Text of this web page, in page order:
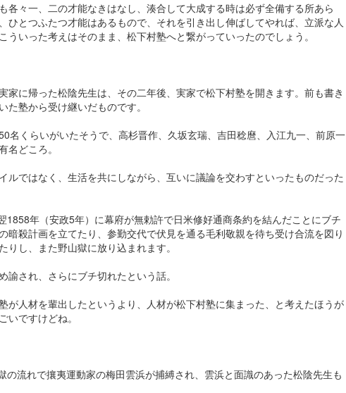
各々一、二の才能なきはなし、湊合して大成する時は必ず全備する所あら
ひとつふたつ才能はあるもので、それを引き出し伸ばしてやれば、立派な人
いった考えはそのまま、松下村塾へと繋がっていったのでしょう。
家に帰った松陰先生は、その二年後、実家で松下村塾を開きます。前も書き
塾から受け継いだものです。
名くらいがいたそうで、高杉晋作、久坂玄瑞、吉田稔麿、入江九一、前原一
名どころ。
ルではなく、生活を共にしながら、互いに議論を交わすといったものだった
1858年（安政5年）に幕府が無勅許で日米修好通商条約を結んだことにブチ
暗殺計画を立てたり、参勤交代で伏見を通る毛利敬親を待ち受け合流を図り
し、また野山獄に放り込まれます。
され、さらにブチ切れたという話。
が人材を輩出したというより、人材が松下村塾に集まった、と考えたほうが
いですけどね。
流れで攘夷運動家の梅田雲浜が捕縛され、雲浜と面識のあった松陰先生も